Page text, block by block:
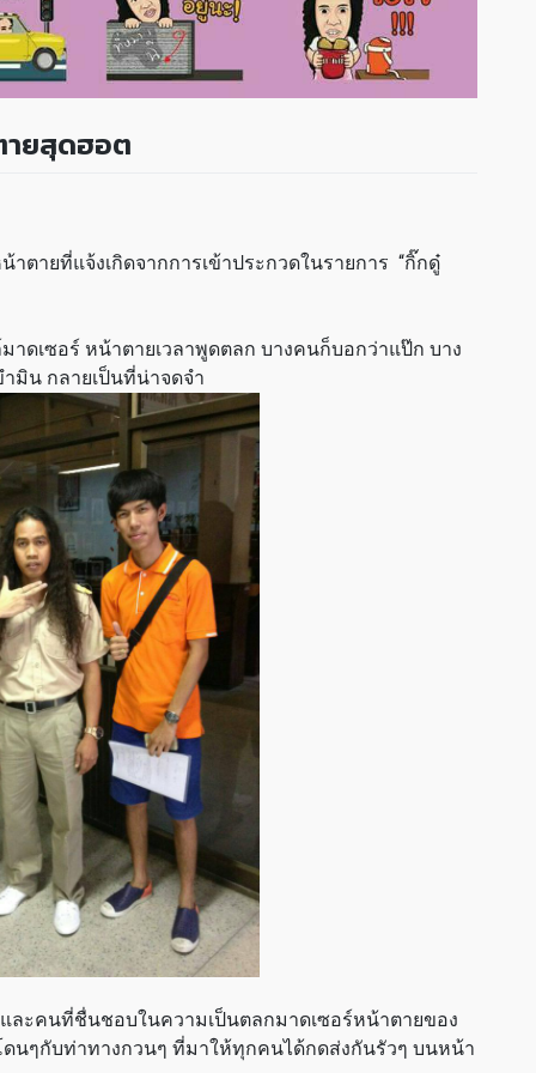
ายสุดฮอต
ตายที่แจ้งเกิดจากการเข้าประกวดในรายการ “กิ๊กดู๋
าดเซอร์ หน้าตายเวลาพูดตลก บางคนก็บอกว่าแป๊ก บาง
มิน กลายเป็นที่น่าจดจำ
ละคนที่ชื่นชอบในความเป็นตลกมาดเซอร์หน้าตายของ
ๆกับท่าทางกวนๆ ที่มาให้ทุกคนได้กดส่งกันรัวๆ บนหน้า